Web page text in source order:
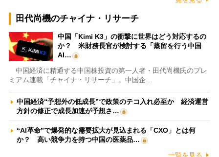
田代尚機のチャイナ・リサーチ
中国「Kimi K3」の衝撃に世界はどう対応するの
か？ 米財務長官が検討する「蒸留を行う中国
AI…
中国経済に精通する中国株投資の第一人者・田代尚機氏のプレ
ミアム連載「チャイナ・リサーチ」。中国企…
中国経済“予想外の低成長”で政策のテコ入れ必至か 経済運営
方針の修正で成長加速が予想さ…
“AI革命”で爆発的な需要拡大が見込まれる「CXO」とは何
か？ 高い競争力を持つ中国の医薬品…
一覧を見る